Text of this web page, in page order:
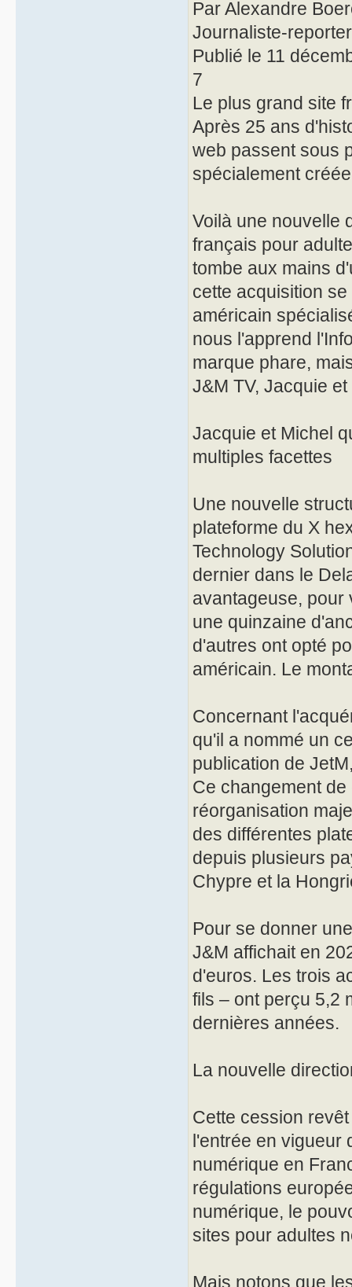
Par Alexandre
Journaliste-
Publié le 11
7
Le plus grand site
Après 25 ans
web passent sous
spécialement
Voilà une nouvelle
français pour
tombe aux mains
cette acquisition
américain
nous l'apprend
marque phare,
J&M TV, Jacquie
Jacquie et Michel
multiples facettes
Une nouvelle
plateforme du X
Technology
dernier dans le
avantageuse, pour
une quinzaine
d'autres ont opté
américain. Le
Concernant
qu'il a nommé un
publication de
Ce changement
réorganisation
des différentes
depuis plusieurs
Chypre et la
Pour se donner
J&M affichait en
d'euros. Les trois
fils – ont perçu 5,2
dernières années.
La nouvelle
Cette cession
l'entrée en vigueur
numérique en
régulations
numérique, le
sites pour adultes
Mais notons que